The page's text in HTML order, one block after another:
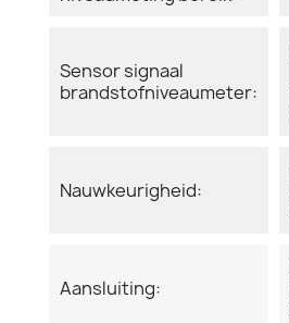
Sensor signaal
brandstofniveaumeter:
Nauwkeurigheid:
Aansluiting: